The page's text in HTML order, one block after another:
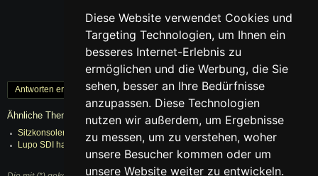
Diese Website verwendet Cookies und
Targeting Technologien, um Ihnen ein
besseres Internet-Erlebnis zu
ermöglichen und die Werbung, die Sie
sehen, besser an Ihre Bedürfnisse
anzupassen. Diese Technologien
nutzen wir außerdem, um Ergebnisse
zu messen, um zu verstehen, woher
unsere Besucher kommen oder um
unsere Website weiter zu entwickeln.
« Zurück 1
Antworten erstellen
Ähnliche Themen
22.08.2025
Sitzkonsolen Lupo
25.09.2025
Lupo SDI hat Startprobleme